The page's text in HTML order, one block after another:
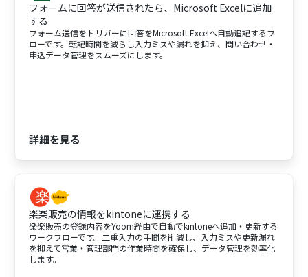
フォームに回答が送信されたら、Microsoft Excelに追加
する
フォーム送信をトリガーに回答をMicrosoft Excelへ自動追記するフ
ローです。転記時間を減らし入力ミスや漏れを抑え、問い合わせ・
申込データ管理をスムーズにします。
詳細を見る
楽楽販売の情報をkintoneに連携する
楽楽販売の登録内容をYoom経由で自動でkintoneへ追加・更新する
ワークフローです。二重入力の手間を削減し、入力ミスや更新漏れ
を抑えて営業・管理部門の作業時間を確保し、データ管理を効率化
します。